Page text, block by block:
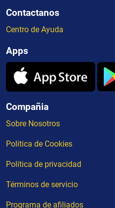
Contactanos
Centro de Ayuda
Apps
Compañia
Sobre Nosotros
Política de Cookies
Política de privacidad
Términos de servicio
Programa de afiliados